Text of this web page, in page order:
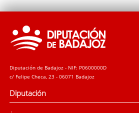
Diputación de Badajoz - NIF: P0600000D
c/ Felipe Checa, 23 - 06071 Badajoz
Diputación